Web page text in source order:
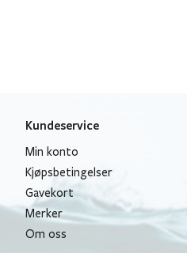
Kundeservice
Min konto
Kjøpsbetingelser
Gavekort
Merker
Om oss